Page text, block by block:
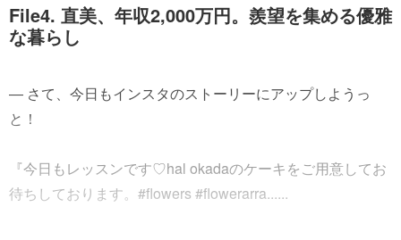
File4. 直美、年収2,000万円。羨望を集める優雅
な暮らし
― さて、今日もインスタのストーリーにアップしようっ
と！
『今日もレッスンです♡hal okadaのケーキをご用意してお
待ちしております。#flowers #flowerarra......